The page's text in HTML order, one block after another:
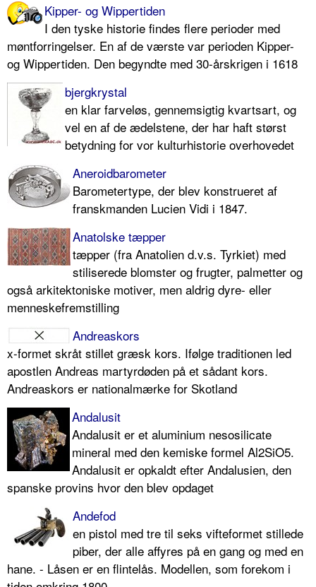
Kipper- og Wippertiden
I den tyske historie findes flere perioder med
møntforringelser. En af de værste var perioden Kipper-
og Wippertiden. Den begyndte med 30-årskrigen i 1618
bjergkrystal
en klar farveløs, gennemsigtig kvartsart, og
vel en af de ædelstene, der har haft størst
betydning for vor kulturhistorie overhovedet
Aneroidbarometer
Barometertype, der blev konstrueret af
franskmanden Lucien Vidi i 1847.
Anatolske tæpper
tæpper (fra Anatolien d.v.s. Tyrkiet) med
stiliserede blomster og frugter, palmetter og
også arkitektoniske motiver, men aldrig dyre- eller
menneskefremstilling
Andreaskors
x-formet skråt stillet græsk kors. Ifølge traditionen led
apostlen Andreas martyrdøden på et sådant kors.
Andreaskors er nationalmærke for Skotland
Andalusit
Andalusit er et aluminium nesosilicate
mineral med den kemiske formel Al2SiO5.
Andalusit er opkaldt efter Andalusien, den
spanske provins hvor den blev opdaget
Andefod
en pistol med tre til seks vifteformet stillede
piber, der alle affyres på en gang og med en
hane. - Låsen er en flintelås. Modellen, som forekom i